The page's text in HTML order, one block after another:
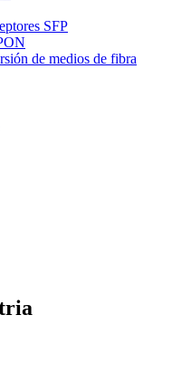
SFP
de medios de fibra